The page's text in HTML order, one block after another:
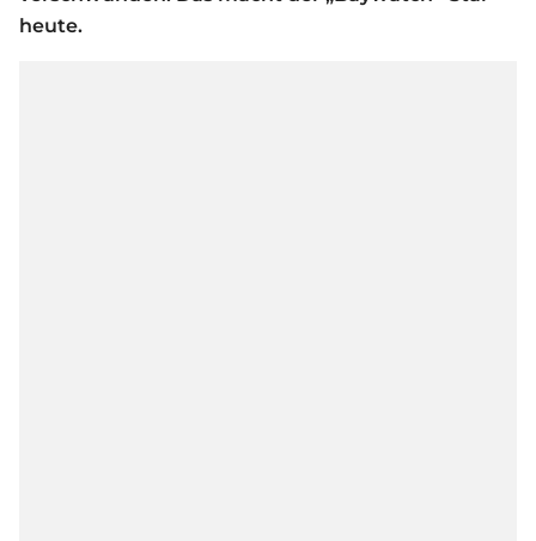
heute.